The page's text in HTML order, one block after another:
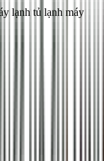
lạnh tủ lạnh máy